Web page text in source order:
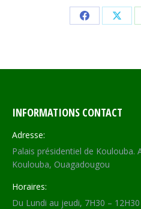
Share
INFORMATIONS CONTACT
Adresse:
Palais présidentiel de Koulouba.
Koulouba, Ouagadougou
Horaires:
Du Lundi au jeudi, 7H30 –